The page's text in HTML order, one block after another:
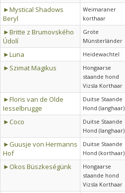
►Mystical Shadows
Beryl
Weimaraner
korthaar
►Britte z Brumovského
Údolí
Grote
Münsterländer
►Luna
Heidewachtel
►Szimat Magikus
Hongaarse
staande hond
Vizsla Korthaar
►Floris van de Olde
Iesselbrugge
Duitse Staande
Hond (langhaar)
►Coco
Duitse Staande
Hond (langhaar)
►Guusje von Hermanns
Hof
Duitse Staande
Hond (korthaar)
►Okos Büszkeségünk
Hongaarse
staande hond
Vizsla Korthaar